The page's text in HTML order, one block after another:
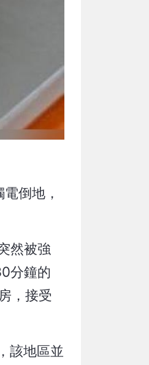
倒地，
然被強
分鐘的
，接受
該地區並